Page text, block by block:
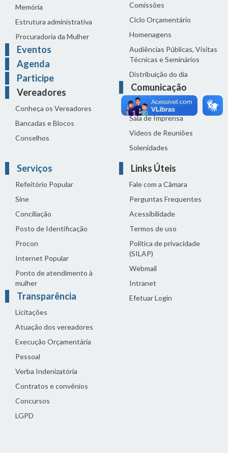
Memória
Estrutura administrativa
Procuradoria da Mulher
Eventos
Agenda
Participe
Vereadores
Conheça os Vereadores
Bancadas e Blocos
Conselhos
Comissões
Ciclo Orçamentário
Homenagens
Audiências Públicas, Visitas
Técnicas e Seminários
Distribuição do dia
Comunicação
Notícias
Sala de Imprensa
Vídeos de Reuniões
Solenidades
Serviços
Refeitório Popular
Sine
Conciliação
Posto de Identificação
Procon
Internet Popular
Ponto de atendimento à
mulher
Transparência
Licitações
Atuação dos vereadores
Execução Orçamentária
Pessoal
Verba Indenizatória
Contratos e convênios
Concursos
LGPD
Links Úteis
Fale com a Câmara
Perguntas Frequentes
Acessibilidade
Termos de uso
Política de privacidade
(SILAP)
Webmail
Intranet
Efetuar Login